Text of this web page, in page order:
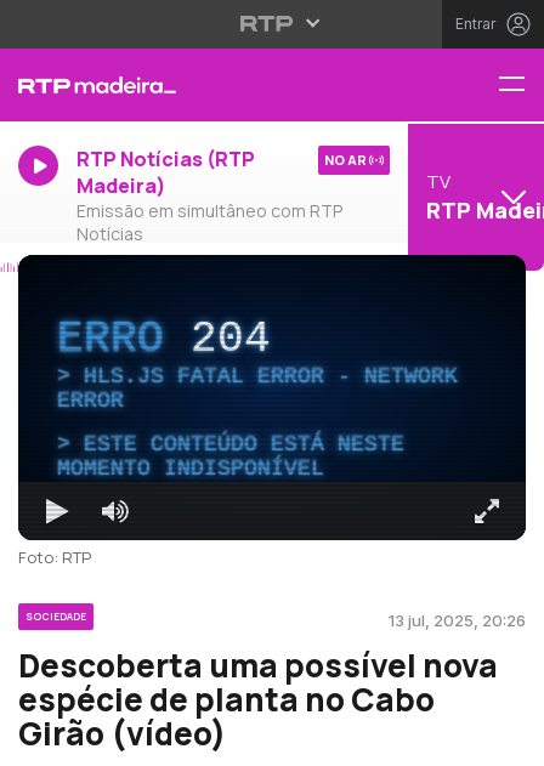
Entrar
RTP Notícias (RTP
Madeira)
Emissão em simultâneo com RTP
Notícias
NO AR
TV
RTP
ERRO204
HLS.JS FATAL ERROR - NETWORK
ERROR
ESTE CONTEÚDO ESTÁ NESTE
MOMENTO INDISPONÍVEL
Foto: RTP
SOCIEDADE 13 jul, 2025, 20:26
Descoberta uma possível nova
espécie de planta no Cabo
Girão (vídeo)